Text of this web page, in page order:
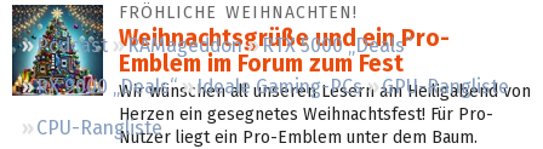
Podcast RAMageddon
RTX 5000 „Deals“
RX 9000 „Deals“
Ideale Gaming-PCs
GPU-Rangliste
CPU-Rangliste
FRÖHLICHE WEIHNACHTEN!
Weihnachtsgrüße und ein Pro-
Emblem im Forum zum Fest
Wir wünschen all unseren Lesern am Heiligabend von
Herzen ein gesegnetes Weihnachtsfest! Für Pro-
Nutzer liegt ein Pro-Emblem unter dem Baum.